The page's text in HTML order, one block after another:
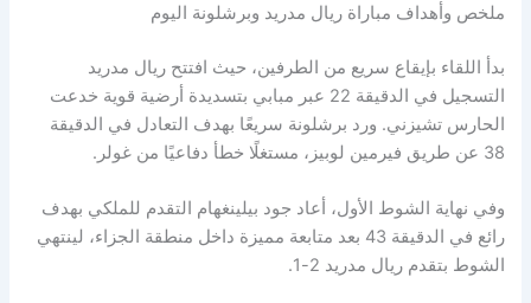
ملخص وأهداف مباراة ريال مدريد وبرشلونة اليوم
بدأ اللقاء بإيقاع سريع من الطرفين، حيث افتتح ريال مدريد
التسجيل في الدقيقة 22 عبر مبابي بتسديدة أرضية قوية خدعت
الحارس تشيزني. ورد برشلونة سريعًا بهدف التعادل في الدقيقة
38 عن طريق فيرمين لوبيز، مستغلًا خطأ دفاعيًا من غولر.
وفي نهاية الشوط الأول، أعاد جود بيلينغهام التقدم للملكي بهدف
رائع في الدقيقة 43 بعد متابعة مميزة داخل منطقة الجزاء، لينتهي
الشوط بتقدم ريال مدريد 2-1.